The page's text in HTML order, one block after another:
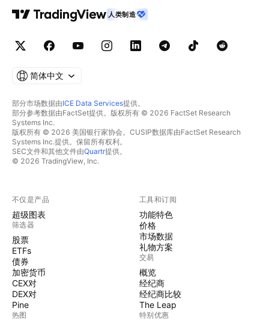
人类制造
简体中文
部分市场数据由ICE Data Services提供。
部分参考数据由FactSet提供。版权所有 © 2026 FactSet Research
Systems Inc.
版权所有 © 2026 美国银行家协会。CUSIP数据库由FactSet Research
Systems Inc.提供。保留所有权利。
SEC文件和其他文件由Quartr提供。
© 2026 TradingView, Inc.
不仅是产品
超级图表
筛选器
股票
ETFs
债券
加密货币
CEX对
DEX对
Pine
热图
工具和订阅
功能特色
价格
市场数据
礼物方案
交易
概览
经纪商
经纪商比较
The Leap
特别优惠